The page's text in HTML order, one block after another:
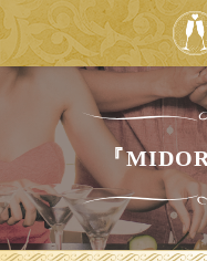
『